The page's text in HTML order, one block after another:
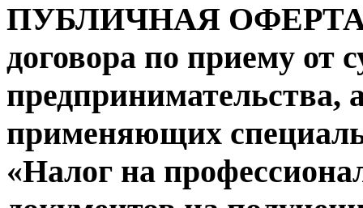
ПУБЛИЧНАЯ ОФЕРТА
договора по приему от
предпринимательства,
применяющих
«Налог на